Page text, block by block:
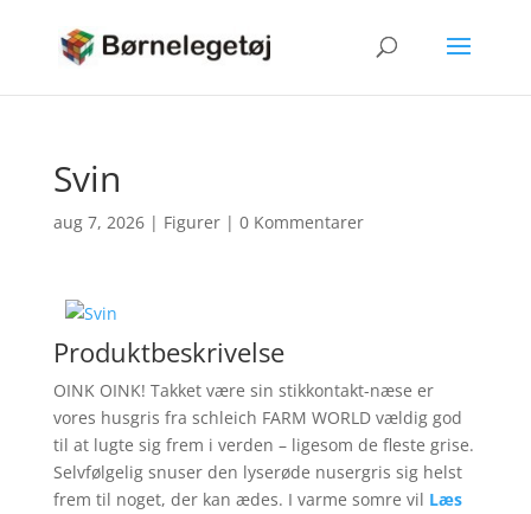
Svin
aug 7, 2026| Figurer| 0 Kommentarer
Produktbeskrivelse
OINK OINK! Takket være sin stikkontakt-næse er
vores husgris fra schleich FARM WORLD vældig god
til at lugte sig frem i verden – ligesom de fleste grise.
Selvfølgelig snuser den lyserøde nusergris sig helst
frem til noget, der kan ædes. I varme somre vil Læs